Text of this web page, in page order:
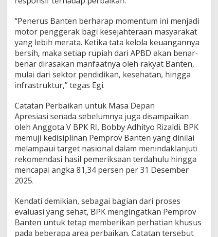
“Penerus Banten berharap momentum ini menjadi
motor penggerak bagi kesejahteraan masyarakat
yang lebih merata. Ketika tata kelola keuangannya
bersih, maka setiap rupiah dari APBD akan benar-
benar dirasakan manfaatnya oleh rakyat Banten,
mulai dari sektor pendidikan, kesehatan, hingga
infrastruktur,” tegas Egi.
Catatan Perbaikan untuk Masa Depan
Apresiasi senada sebelumnya juga disampaikan
oleh Anggota V BPK RI, Bobby Adhityo Rizaldi. BPK
memuji kedisiplinan Pemprov Banten yang dinilai
melampaui target nasional dalam menindaklanjuti
rekomendasi hasil pemeriksaan terdahulu hingga
mencapai angka 81,34 persen per 31 Desember
2025.
Kendati demikian, sebagai bagian dari proses
evaluasi yang sehat, BPK mengingatkan Pemprov
Banten untuk tetap memberikan perhatian khusus
pada beberapa area perbaikan. Catatan tersebut